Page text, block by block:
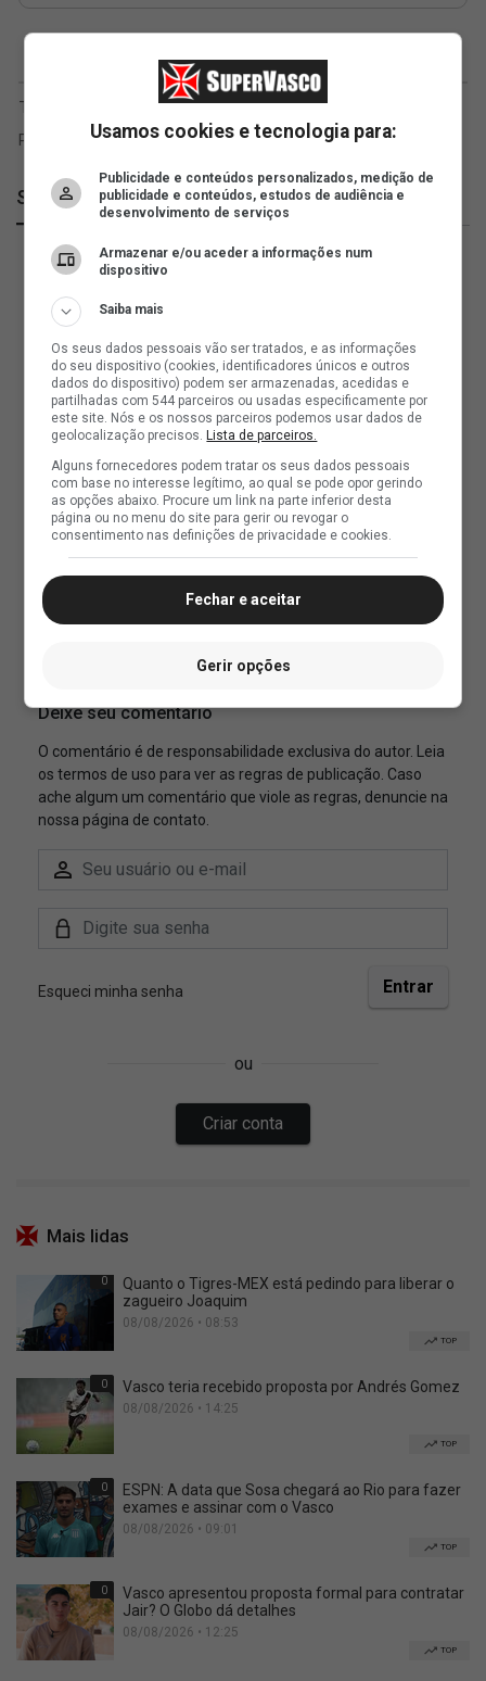
SuperVasco
Mais lidas
0
Quanto o Tigres-MEX está pedindo para liberar o
zagueiro Joaquim
08/08/2026 • 08:53
TOP
0 Vasco teria recebido proposta por Andrés Gomez
08/08/2026 • 14:25
TOP
0
ESPN: A data que Sosa chegará ao Rio para fazer
exames e assinar com o Vasco
08/08/2026 • 09:01
TOP
0
Vasco apresentou proposta formal para contratar
Jair? O Globo dá detalhes
08/08/2026 • 12:25
TOP
Usamos cookies e tecnologia para:
Publicidade e conteúdos personalizados, medição de
publicidade e conteúdos, estudos de audiência e
desenvolvimento de serviços
Armazenar e/ou aceder a informações num
dispositivo
Saiba mais
Os seus dados pessoais vão ser tratados, e as informações
do seu dispositivo (cookies, identificadores únicos e outros
dados do dispositivo) podem ser armazenadas, acedidas e
partilhadas com 544 parceiros ou usadas especificamente por
este site. Nós e os nossos parceiros podemos usar dados de
geolocalização precisos. Lista de parceiros.
Alguns fornecedores podem tratar os seus dados pessoais
com base no interesse legítimo, ao qual se pode opor gerindo
as opções abaixo. Procure um link na parte inferior desta
página ou no menu do site para gerir ou revogar o
consentimento nas definições de privacidade e cookies.
Fechar e aceitar
Gerir opções